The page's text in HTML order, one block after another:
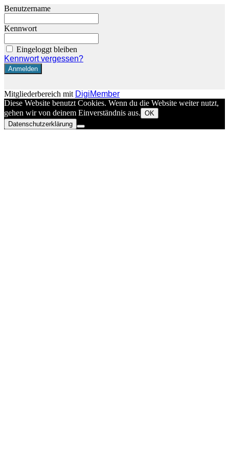
Benutzername
Kennwort
Eingeloggt bleiben
Kennwort vergessen?
Mitgliederbereich mit DigiMember
Diese Website benutzt Cookies. Wenn du die Website weiter nutzt,
gehen wir von deinem Einverständnis aus. OK
Datenschutzerklärung